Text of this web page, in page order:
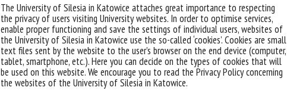
The University of Silesia in Katowice attaches great importance to respecting
the privacy of users visiting University websites. In order to optimise services,
enable proper functioning and save the settings of individual users, websites of
the University of Silesia in Katowice use the so-called ‘cookies’. Cookies are small
text files sent by the website to the user’s browser on the end device (computer,
tablet, smartphone, etc.). Here you can decide on the types of cookies that will
be used on this website. We encourage you to read the Privacy Policy concerning
the websites of the University of Silesia in Katowice.